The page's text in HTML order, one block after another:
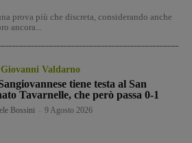
prova più che discreta, considerando anche
ancora...
Valdarno
tiene testa al San
Tavarnelle, che però passa 0-1
Bossini 9 Agosto 2026